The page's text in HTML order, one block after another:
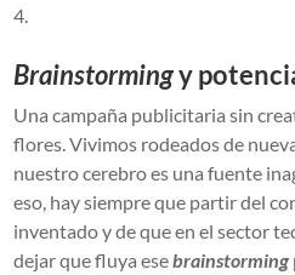
Brainstormingy
Una campaña publicitaria sin
flores. Vivimos rodeados de
nuestro cerebro es una fuente
eso, hay siempre que partir del
inventado y de que en el sector
dejar que fluya esebrainstorming